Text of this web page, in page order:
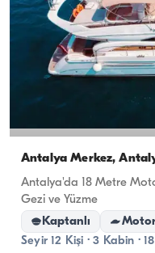
Antalya Merkez,
Antalya'da 18 Metre
Gezi ve Yüzme
Kaptanlı
Seyir 12 Kişi · 3 Kabin ·